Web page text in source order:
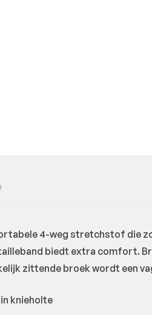
4-weg stretchstof die
biedt extra comfort.
zittende broek wordt een
knieholte